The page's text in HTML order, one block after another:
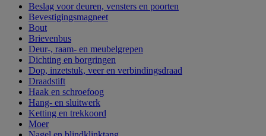
Beslag voor deuren, vensters en poorten
Bevestigingsmagneet
Bout
Brievenbus
Deur-, raam- en meubelgrepen
Dichting en borgringen
Dop, inzetstuk, veer en verbindingsdraad
Draadstift
Haak en schroefoog
Hang- en sluitwerk
Ketting en trekkoord
Moer